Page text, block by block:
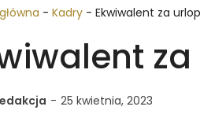
- Kadry - Ekwiwalent za
- 25 kwietnia, 2023